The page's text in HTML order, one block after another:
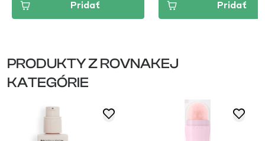
Pridať Pridať
PRODUKTY Z ROVNAKEJ
KATEGÓRIE